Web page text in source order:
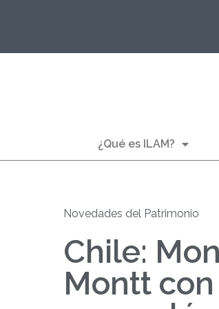
¿Qué es ILAM?
Novedades del Patrimonio
Chile:
Montt